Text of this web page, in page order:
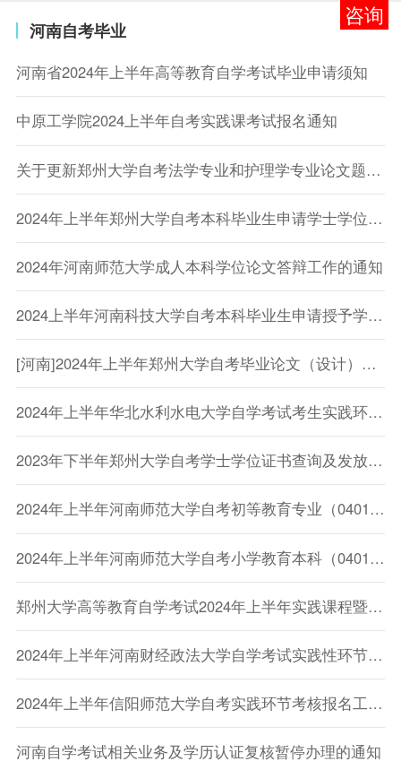
河南自考毕业
河南省2024年上半年高等教育自学考试毕业申请须知
中原工学院2024上半年自考实践课考试报名通知
关于更新郑州大学自考法学专业和护理学专业论文题目的通知
2024年上半年郑州大学自考本科毕业生申请学士学位相关问题的通知
2024年河南师范大学成人本科学位论文答辩工作的通知
2024上半年河南科技大学自考本科毕业生申请授予学士学位的通知
[河南]2024年上半年郑州大学自考毕业论文（设计）答辩暨实践课考核通知
2024年上半年华北水利水电大学自学考试考生实践环节和毕业论文申请通知
2023年下半年郑州大学自考学士学位证书查询及发放通知
2024年上半年河南师范大学自考初等教育专业（040121）实践性环节和毕业论文考核的通知
2024年上半年河南师范大学自考小学教育本科（040112）与小学教育专科（040103）实践性环节和毕业论文考核的通知
郑州大学高等教育自学考试2024年上半年实践课程暨毕业论文（设计）报考须知
2024年上半年河南财经政法大学自学考试实践性环节考核报名通知
2024年上半年信阳师范大学自考实践环节考核报名工作的通知
河南自学考试相关业务及学历认证复核暂停办理的通知
咨询